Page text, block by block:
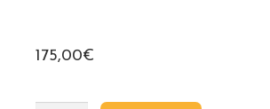
175,00€